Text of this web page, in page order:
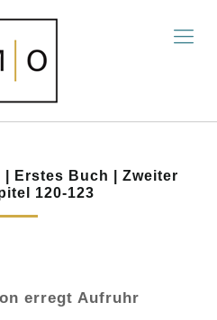
| Erstes Buch | Zweiter
120-123
erregt Aufruhr